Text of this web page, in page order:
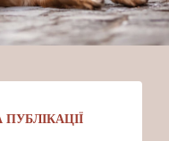
ПУБЛІКАЦІЇ